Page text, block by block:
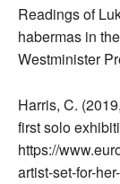
Readings of
habermas in
Westminister
Harris, C.
first solo
https://
artist-set-for-